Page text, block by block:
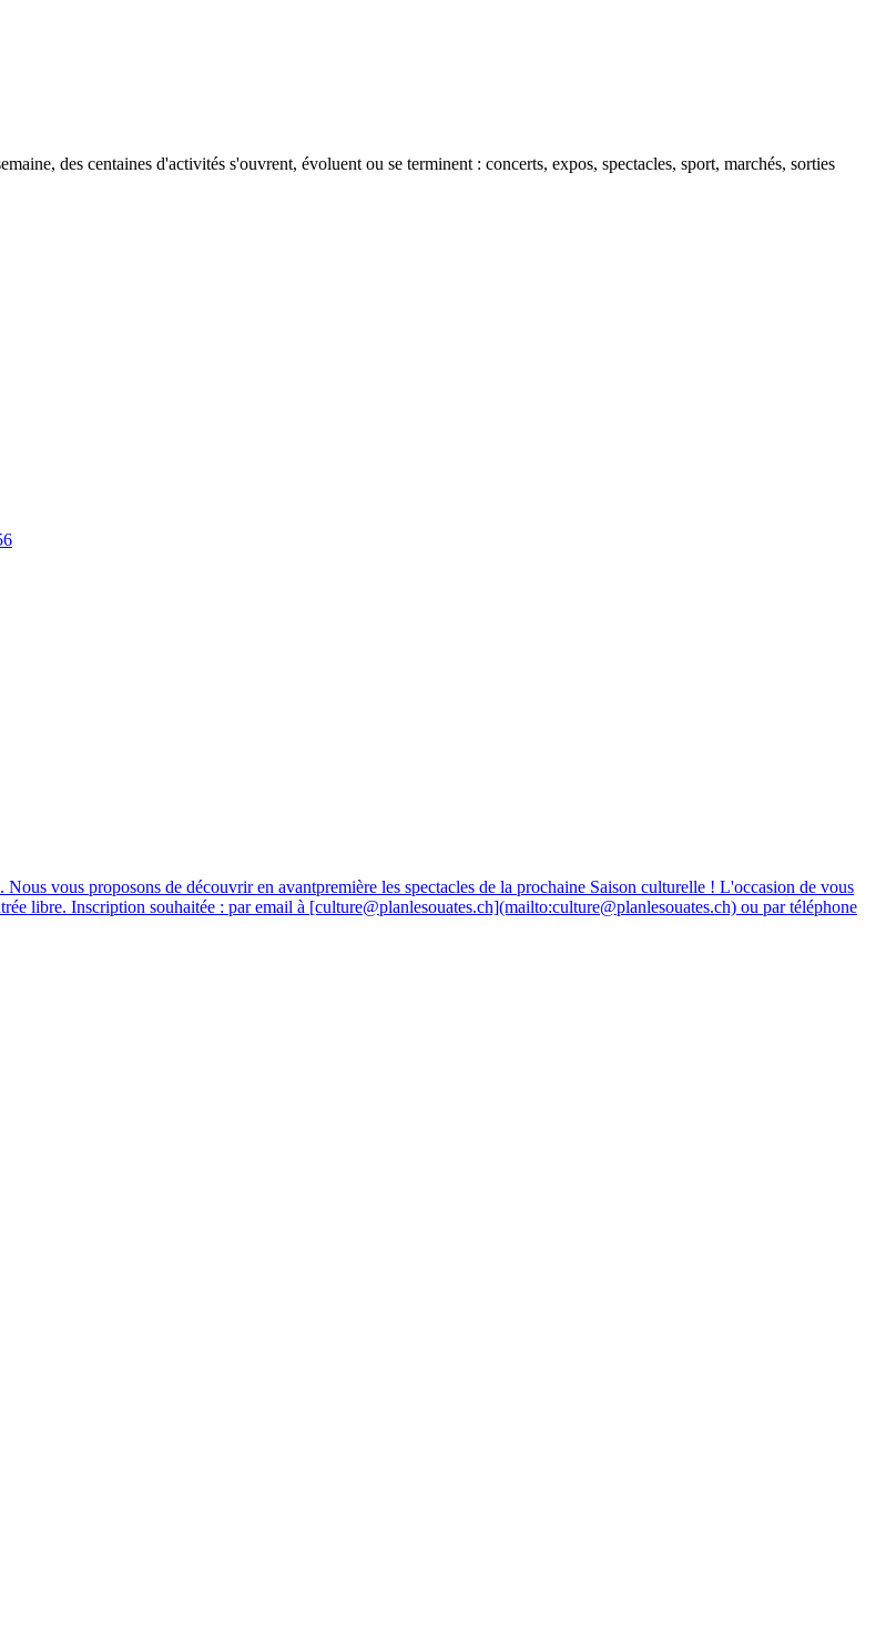
des centaines d'activités s'ouvrent, évoluent ou se terminent : concerts, expos, spectacles, sport, marchés, sorties
6
. Nous vous proposons de découvrir en avantpremière les spectacles de la prochaine Saison culturelle ! L'occasion de vous
libre. Inscription souhaitée : par email à [culture@planlesouates.ch](mailto:culture@planlesouates.ch) ou par téléphone